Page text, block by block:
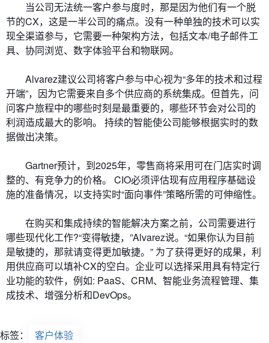
当公司无法统一客户参与度时，那是因为他们有一个脱
节的CX，这是一半公司的痛点。没有一种单独的技术可以实
现全渠道参与，它需要一种架构方法，包括文本/电子邮件工
具、协同浏览、数字体验平台和物联网。
Alvarez建议公司将客户参与中心视为“多年的技术和过程
开端”，因为它需要来自多个供应商的系统集成。但首先，问
问客户旅程中的哪些时刻是最重要的，哪些环节会对公司的
利润造成最大的影响。 持续的智能使公司能够根据实时的数
据做出决策。
Gartner预计，到2025年，零售商将采用可在门店实时调
整的、有竞争力的价格。 CIO必须评估现有应用程序基础设
施的准备情况，以支持实时“面向事件”策略所需的可伸缩性。
在购买和集成持续的智能解决方案之前，公司需要进行
哪些现代化工作?“变得敏捷，”Alvarez说。“如果你认为目前
是敏捷的，那就请变得更加敏捷。” 为了获得更好的成果，利
用供应商可以填补CX的空白。企业可以选择采用具有特定行
业功能的软件，例如: PaaS、CRM、智能业务流程管理、集
成技术、增强分析和DevOps。
标签： 客户体验